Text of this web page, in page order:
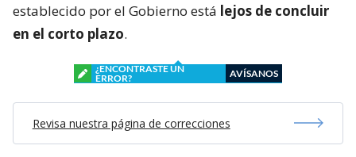
establecido por el Gobierno está lejos de concluir
en el corto plazo.
¿ENCONTRASTE UN
ERROR?
AVÍSANOS
Revisa nuestra página de correcciones